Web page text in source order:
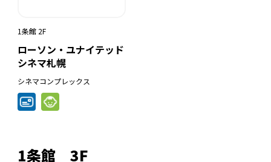
1条館 2F
ローソン・ユナイテッド
シネマ札幌
シネマコンプレックス
1条館 3F